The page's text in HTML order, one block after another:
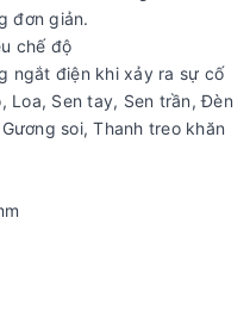
đơn giản.
chế độ
ngắt điện khi xảy ra sự cố
Loa, Sen tay, Sen trần, Đèn
soi, Thanh treo khăn